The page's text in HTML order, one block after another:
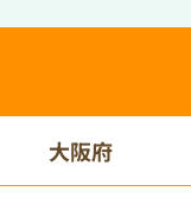
大阪府